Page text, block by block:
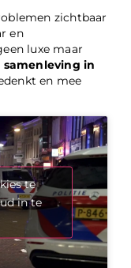
zichtbaar
en
luxe maar
in
en mee
te
in te